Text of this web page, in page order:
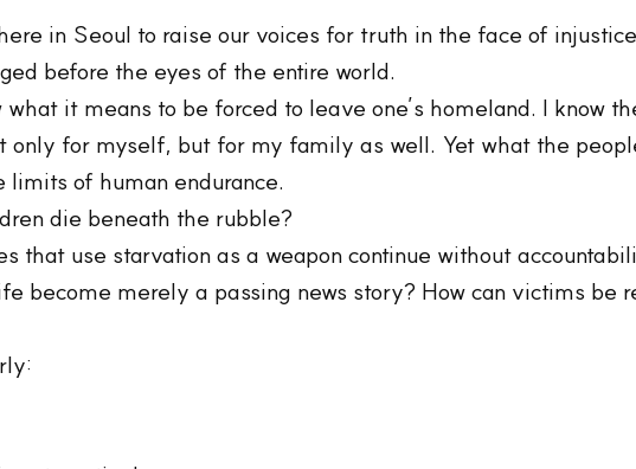
in Seoul to raise our voices for truth in the face of
before the eyes of the entire world.
it means to be forced to leave one’s homeland. I know
for myself, but for my family as well. Yet what the
of human endurance.
die beneath the rubble?
that use starvation as a weapon continue without
become merely a passing news story? How can victims be